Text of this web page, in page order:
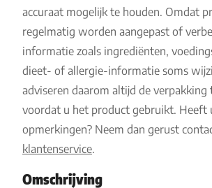
accuraat mogelijk te houden. Omdat
regelmatig worden aangepast of
informatie zoals ingrediënten,
dieet- of allergie-informatie soms
adviseren daarom altijd de verpakking
voordat u het product gebruikt. Heeft
opmerkingen? Neem dan gerust
klantenservice.
Omschrijving